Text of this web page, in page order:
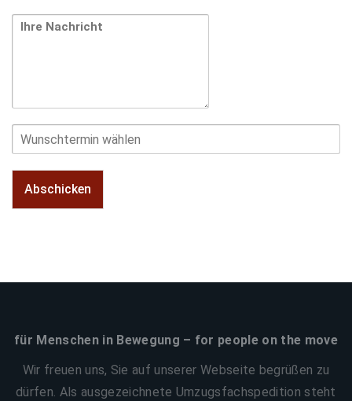
Abschicken
für Menschen in Bewegung – for people on the move
Wir freuen uns, Sie auf unserer Webseite begrüßen zu
dürfen. Als ausgezeichnete Umzugsfachspedition steht